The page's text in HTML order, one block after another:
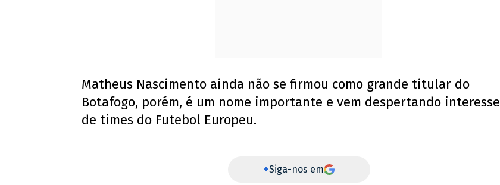
Matheus Nascimento ainda não se firmou como grande titular do
Botafogo, porém, é um nome importante e vem despertando interesse
de times do Futebol Europeu.
+Siga-nos em